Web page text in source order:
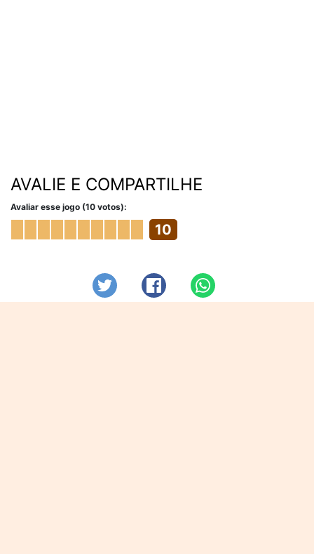
AVALIE E COMPARTILHE
Avaliar esse jogo (10 votos):
10